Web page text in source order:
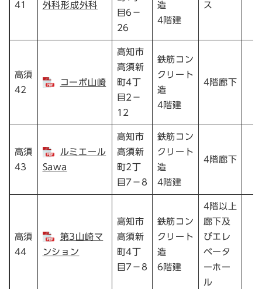
41 外科形成外科
目6－
26
造
4階建
ス
高須
42
コーポ山崎
高知市
高須新
町4丁
目2－
12
鉄筋コン
クリート
造
4階建
4階廊下
高須
43
ルミエール
Sawa
高知市
高須新
町2丁
目7－8
鉄筋コン
クリート
造
4階建
4階廊下
高須
44
第3山崎マ
ンション
高知市
高須新
町4丁
目7－8
鉄筋コン
クリート
造
6階建
4階以上
廊下及
びエレ
ベータ
ーホー
ル